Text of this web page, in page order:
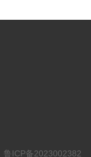
鲁ICP备2023002382